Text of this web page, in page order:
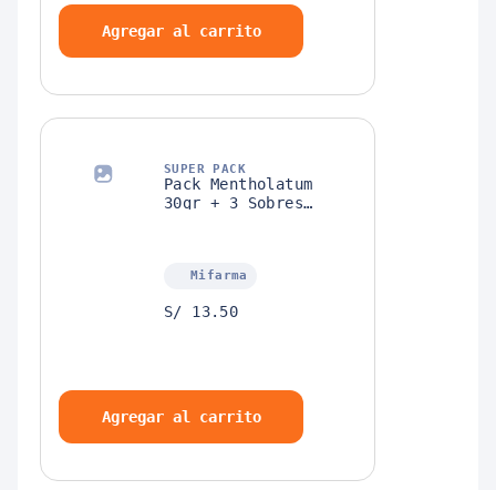
Agregar al carrito
SUPER PACK
Pack Mentholatum
30gr + 3 Sobres
Mifarma
S/ 13.50
Agregar al carrito